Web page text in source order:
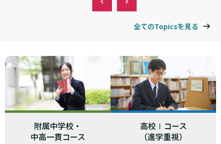
全てのTopicsを見る
附属中学校・
中高一貫コース
高校Ⅰコース
（進学重視）